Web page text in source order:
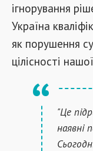
ігнорування
Україна
як порушення
цілісності
"Це
наявні